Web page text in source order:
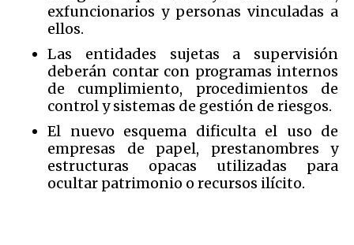
exfuncionarios y personas vinculadas a
ellos.
Las entidades sujetas a supervisión
deberán contar con programas internos
de cumplimiento, procedimientos de
control y sistemas de gestión de riesgos.
El nuevo esquema dificulta el uso de
empresas de papel, prestanombres y
estructuras opacas utilizadas para
ocultar patrimonio o recursos ilícito.